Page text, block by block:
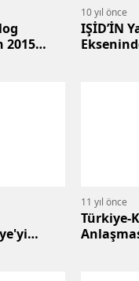
10 yıl önce
IŞİD’İN
11 yıl önce
Türkiye-